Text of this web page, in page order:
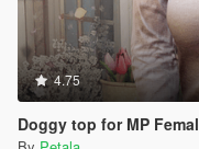
4.75
Doggy top for MP